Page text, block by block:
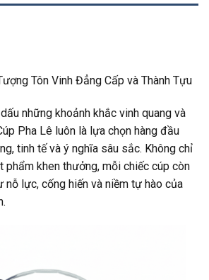
Tôn Vinh Đẳng Cấp và Thành Tựu
những khoảnh khắc vinh quang và
Pha Lê luôn là lựa chọn hàng đầu
tinh tế và ý nghĩa sâu sắc. Không chỉ
phẩm khen thưởng, mỗi chiếc cúp còn
nỗ lực, cống hiến và niềm tự hào của